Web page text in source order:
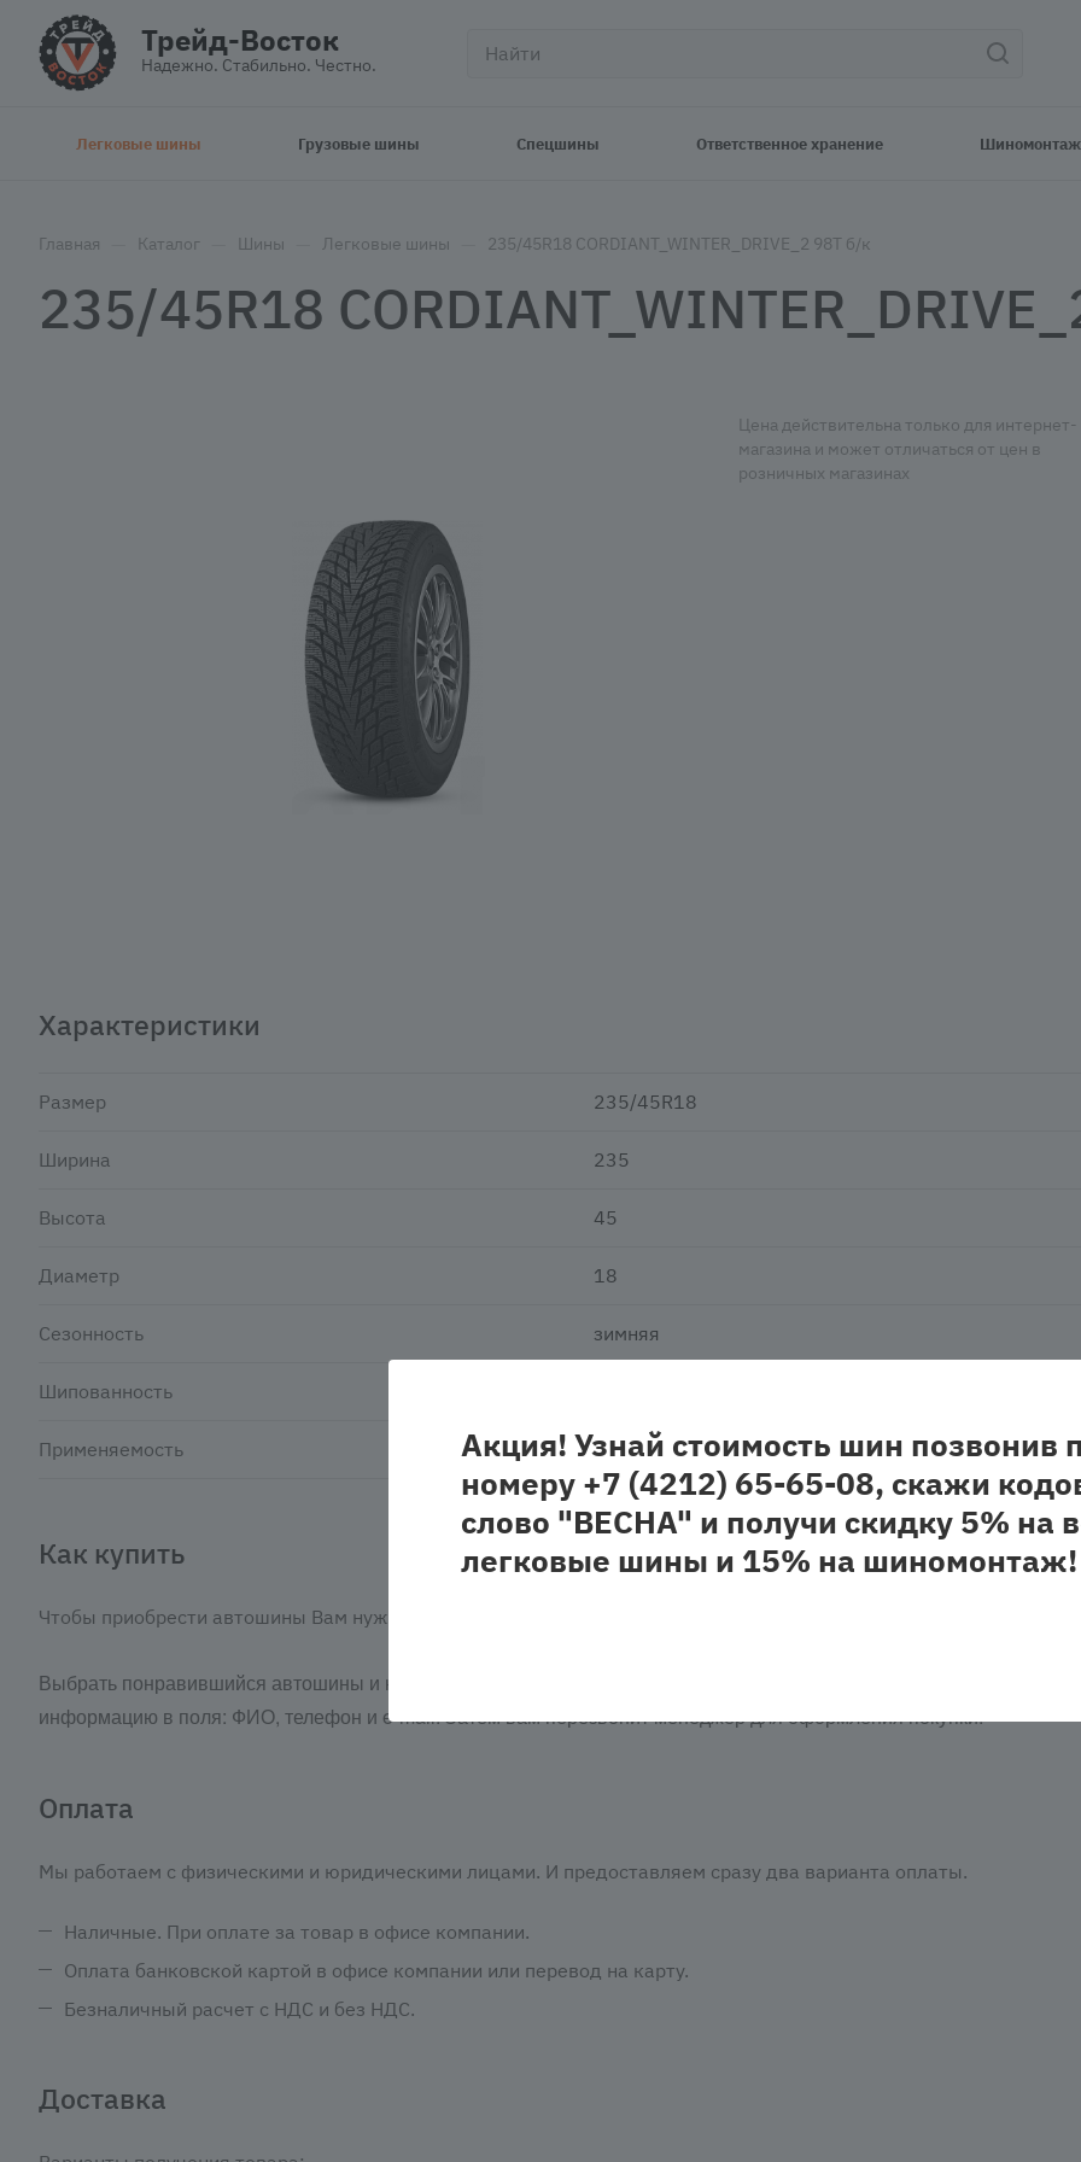
Трейд-Восток
Надежно. Стабильно. Честно.
Легковые шины Грузовые шины Спецшины Ответственное хранение Шиномонтаж
Главная Каталог Шины Легковые шины 235/45R18 CORDIANT_WINTER_DRIVE_2 98T б/к
235/45R18
Цена действительна только для интернет-
магазина и может отличаться от цен в
розничных магазинах
Характеристики
Размер 235/45R18
Ширина 235
Высота 45
Диаметр 18
Сезонность зимняя
Шипованность
Применяемость легковая
Как купить
Чтобы приобрести автошины Вам нужно:
Выбрать понравившийся автошины и нажать кнопку «Заказать». При оформлении заказа заполнить форму.
информацию в поля: ФИО, телефон и e-mail. Затем вам перезвонит менеджер для оформления покупки.
Оплата
Мы работаем с физическими и юридическими лицами. И предоставляем сразу два варианта оплаты.
Наличные. При оплате за товар в офисе компании.
Оплата банковской картой в офисе компании или перевод на карту.
Безналичный расчет с НДС и без НДС.
Доставка
Акция! Узнай стоимость шин позвонив
номеру +7 (4212) 65-65-08, скажи
слово "ВЕСНА" и получи скидку 5% на
легковые шины и 15% на шиномонтаж!